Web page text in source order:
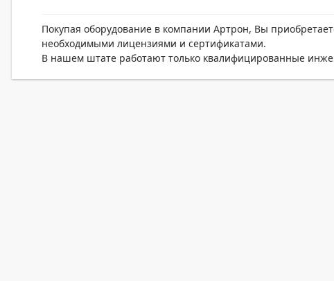
Покупая оборудование в компании Артрон, Вы
необходимыми лицензиями и сертификатами.
В нашем штате работают только квалифицированные